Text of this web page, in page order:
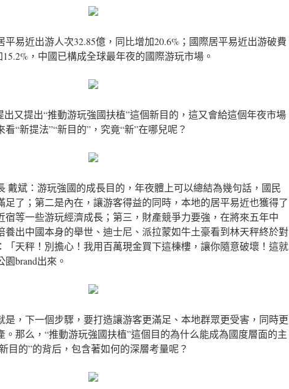
平易近出游人次32.85億，同比增加20.6%；國際居平易近出游破費
，中國已構成全球最年夜的國際游玩市場。
出又提出“推動游玩強國扶植”這個新目的，這又會給這個年夜市場
“新提法”“新目的”，究竟“新”在哪兒呢？
戴斌：游玩強國的成長目的，年夜體上可以總結為幾句話，國民
足了；第二是內在，讓游客得益的同時，本地的居平易近也獲得了
宿等一些游玩經濟成長；第三，財產競爭力要強，在將來五年中
養出中國本身的舉世、迪士尼、派拉蒙如牛土豪看到林天秤終於對
「天秤！別擔心！我用百萬現金買下這棟樓，讓你隨意破壞！這就
brand出來。
是，下一個步驟，要打造讓游客更滿足、本地群眾更受害，同時更
。那么，“推動游玩強國扶植”這個目的為什么能成為國度層面的主
目的”的背后，包含著如何的深層考量呢？